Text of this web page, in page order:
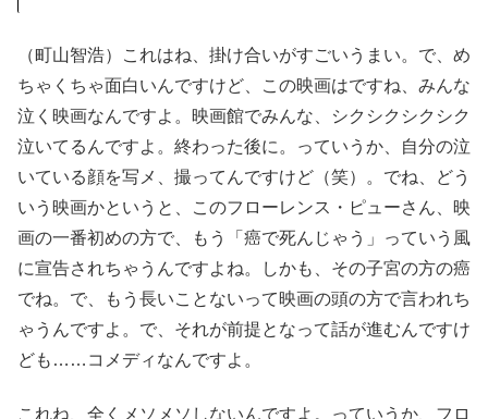
（町山智浩）これはね、掛け合いがすごいうまい。で、め
ちゃくちゃ面白いんですけど、この映画はですね、みんな
泣く映画なんですよ。映画館でみんな、シクシクシクシク
泣いてるんですよ。終わった後に。っていうか、自分の泣
いている顔を写メ、撮ってんですけど（笑）。でね、どう
いう映画かというと、このフローレンス・ピューさん、映
画の一番初めの方で、もう「癌で死んじゃう」っていう風
に宣告されちゃうんですよね。しかも、その子宮の方の癌
でね。で、もう長いことないって映画の頭の方で言われち
ゃうんですよ。で、それが前提となって話が進むんですけ
ども……コメディなんですよ。
これね、全くメソメソしないんですよ。っていうか、フロ